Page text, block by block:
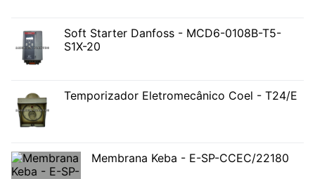
Soft Starter Danfoss - MCD6-0108B-T5-
S1X-20
Temporizador Eletromecânico Coel - T24/E
Membrana Keba - E-SP-CCEC/22180